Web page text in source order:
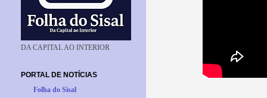
DA CAPITAL AO INTERIOR
PORTAL DE NOTÍCIAS
Folha do Sisal